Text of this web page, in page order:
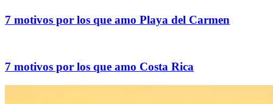
7 motivos por los que amo Playa del Carmen
7 motivos por los que amo Costa Rica